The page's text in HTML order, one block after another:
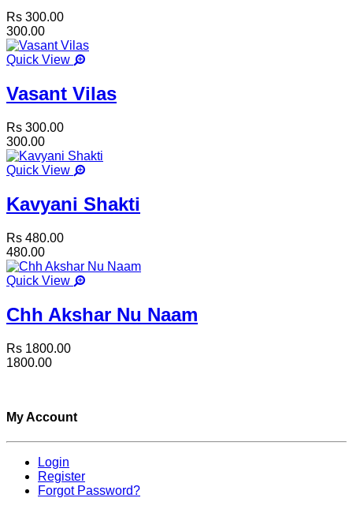
Rs 300.00
300.00
Quick View
Vasant Vilas
Rs 300.00
300.00
Quick View
Kavyani Shakti
Rs 480.00
480.00
Quick View
Chh Akshar Nu Naam
Rs 1800.00
1800.00
My Account
Login
Register
Forgot Password?